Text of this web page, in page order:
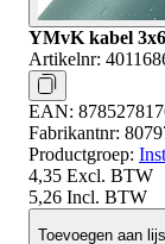
YMvK kabel
Artikelnr:
EAN:
Fabrikantnr:
Productgroep:
4,35 Excl. BTW
5,26 Incl. BTW
Toevoegen aan